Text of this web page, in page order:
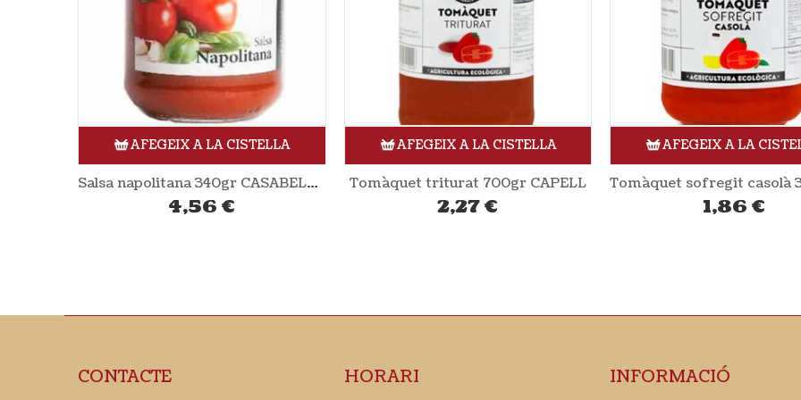
AFEGEIX A LA CISTELLA
Tomàquet triturat 700gr CAPELL
2,27 €
AFEGEIX A LA CISTELLA
Tomàquet sofregit casolà 350gr CAPELL
1,86€
AFEGEIX A LA
Quètxup 330gr
2,47 €
CONTACTE HORARI INFORMACIÓ